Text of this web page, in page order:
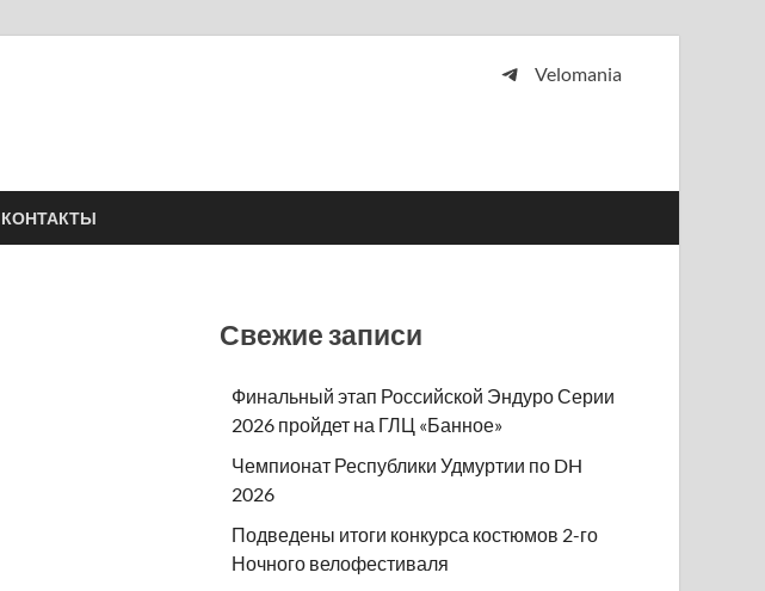
Velomania
КОНТАКТЫ
Свежие записи
Финальный этап Российской Эндуро Серии
2026 пройдет на ГЛЦ «Банное»
Чемпионат Республики Удмуртии по DH
2026
Подведены итоги конкурса костюмов 2-го
Ночного велофестиваля